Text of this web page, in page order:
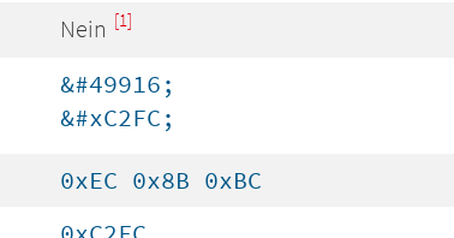
Nein [1]
&#49916;
&#xC2FC;
0xEC 0x8B 0xBC